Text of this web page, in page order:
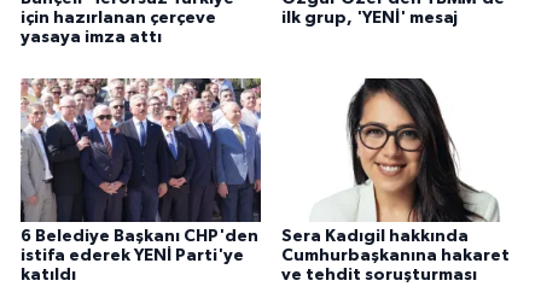
için hazırlanan çerçeve
yasaya imza attı
ilk grup, 'YENİ' mesaj
6 Belediye Başkanı CHP'den
istifa ederek YENİ Parti'ye
katıldı
Sera Kadıgil hakkında
Cumhurbaşkanına hakaret
ve tehdit soruşturması